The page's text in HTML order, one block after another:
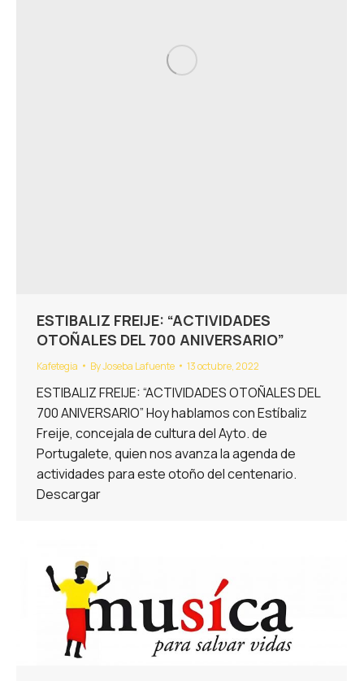
ESTIBALIZ FREIJE: “ACTIVIDADES
OTOÑALES DEL 700 ANIVERSARIO”
Kafetegia ByJoseba Lafuente 13 octubre, 2022
ESTIBALIZ FREIJE: “ACTIVIDADES OTOÑALES DEL
700 ANIVERSARIO” Hoy hablamos con Estíbaliz
Freije, concejala de cultura del Ayto. de
Portugalete, quien nos avanza la agenda de
actividades para este otoño del centenario.
Descargar